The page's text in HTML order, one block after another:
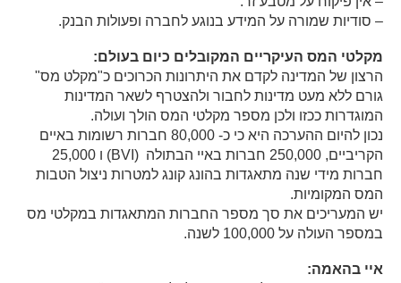
– סודיות שמורה על המידע בנוגע לחברה ופעולות הבנק.
מקלטי המס העיקריים המקובלים כיום בעולם:
הרצון של המדינה לקדם את היתרונות הכרוכים כ"מקלט מס"
גורם ללא מעט מדינות לחבור ולהצטרף לשאר המדינות
המוגדרות ככזו ולכן מספר מקלטי המס הולך ועולה.
נכון להיום ההערכה היא כי כ- 80,000 חברות רשומות באיים
הקריביים, 250,000 חברות באיי הבתולה (BVI) ו 25,000
חברות מידי שנה מתאגדות בהונג קונג למטרות ניצול הטבות
המס המקומיות.
יש המעריכים את סך מספר החברות המתאגדות במקלטי מס
במספר העולה על 100,000 לשנה.
איי בהאמה: